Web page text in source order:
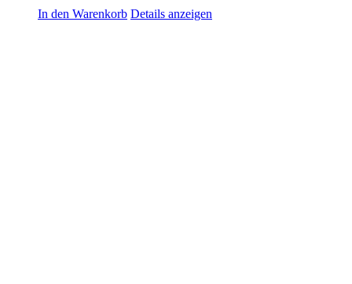
In den Warenkorb Details anzeigen